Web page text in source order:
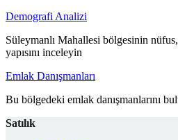
Demografi Analizi
Süleymanlı Mahallesi bölgesinin
yapısını inceleyin
Emlak Danışmanları
Bu bölgedeki emlak danışmanlarını
Satılık